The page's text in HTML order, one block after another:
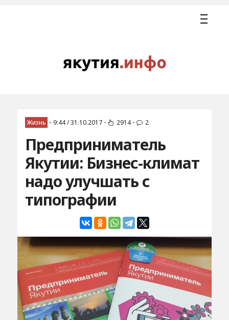
Жизнь • 9:44 / 31.10.2017 • 2914 • 2
Предприниматель
Якутии: Бизнес-климат
надо улучшать с
типографии